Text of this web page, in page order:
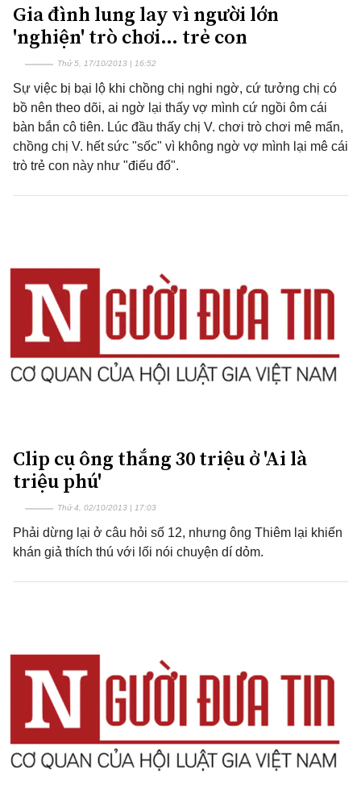
Gia đình lung lay vì người lớn
'nghiện' trò chơi… trẻ con
Thứ 5, 17/10/2013 | 16:52
Sự việc bị bại lộ khi chồng chị nghi ngờ, cứ tưởng chị có
bồ nên theo dõi, ai ngờ lại thấy vợ mình cứ ngồi ôm cái
bàn bắn cô tiên. Lúc đầu thấy chị V. chơi trò chơi mê mẩn,
chồng chị V. hết sức "sốc" vì không ngờ vợ mình lại mê cái
trò trẻ con này như "điếu đổ".
Clip cụ ông thắng 30 triệu ở 'Ai là
triệu phú'
Thứ 4, 02/10/2013 | 17:03
Phải dừng lại ở câu hỏi số 12, nhưng ông Thiêm lại khiến
khán giả thích thú với lối nói chuyện dí dỏm.